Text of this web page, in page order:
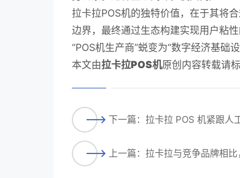
拉卡拉POS机的独特价值，在于其将
边界，最终通过生态构建实现用户粘
“POS机生产商”蜕变为“数字经济基础
本文由拉卡拉POS机原创内容转载请
下一篇：拉卡拉 POS 机紧跟人
上一篇：拉卡拉与竞争品牌相